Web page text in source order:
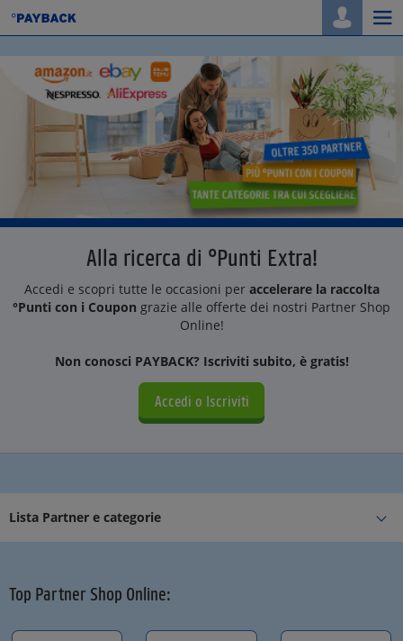
Alla ricerca di °Punti Extra!
Accedi e scopri tutte le occasioni per accelerare la raccolta
°Punti con i Coupon grazie alle offerte dei nostri Partner Shop
Online!
Non conosci PAYBACK? Iscriviti subito, è gratis!
Accedi o Iscriviti
Lista Partner e categorie
Top Partner Shop Online: